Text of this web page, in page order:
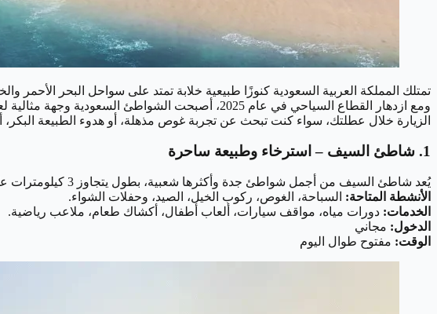
تمتلك المملكة العربية السعودية كنوزًا طبيعية خلابة تمتد على سواحل البحر الأحمر
ومع ازدهار القطاع السياحي في عام 2025، أصبحت
الزيارة خلال عطلتك، سواء كنت تبحث عن تجربة غوص مذهلة، أو هدوء الطبيعة البكر،
1. شاطئ السيف – استرخاء وطبيعة ساحرة
يُعد شاطئ السيف من أجمل شواطئ جدة وأكثرها شعبية، بطول يتجاوز 3 كيلومترات على كورنيش جدة، يتميز برماله الذهبية ومياهه الصافية وأجوائه الهادئة، مما يجعله مثاليًا لقضاء يوم ممتع بجانب البحر.
الأنشطة المتاحة: السباحة، الغوص، ركوب الخيل، الصيد، وحفلات الشواء.
الخدمات: دورات مياه، مواقف سيارات، ألعاب أطفال، أكشاك طعام، ملاعب رياضية.
الدخول: مجاني
الوقت: مفتوح طوال اليوم